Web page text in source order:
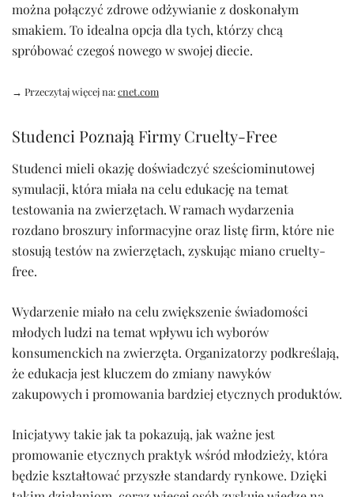
można połączyć zdrowe odżywianie z doskonałym
smakiem. To idealna opcja dla tych, którzy chcą
spróbować czegoś nowego w swojej diecie.
→ Przeczytaj więcej na:cnet.com
Studenci Poznają Firmy Cruelty-Free
Studenci mieli okazję doświadczyć sześciominutowej
symulacji, która miała na celu edukację na temat
testowania na zwierzętach. W ramach wydarzenia
rozdano broszury informacyjne oraz listę firm, które nie
stosują testów na zwierzętach, zyskując miano cruelty-
free.
Wydarzenie miało na celu zwiększenie świadomości
młodych ludzi na temat wpływu ich wyborów
konsumenckich na zwierzęta. Organizatorzy podkreślają,
że edukacja jest kluczem do zmiany nawyków
zakupowych i promowania bardziej etycznych produktów.
Inicjatywy takie jak ta pokazują, jak ważne jest
promowanie etycznych praktyk wśród młodzieży, która
będzie kształtować przyszłe standardy rynkowe. Dzięki